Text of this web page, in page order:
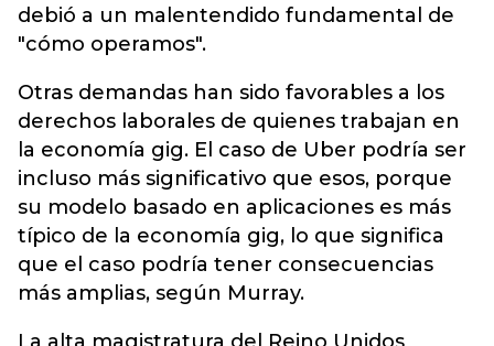
debió a un malentendido fundamental de
"cómo operamos".
Otras demandas han sido favorables a los
derechos laborales de quienes trabajan en
la economía gig. El caso de Uber podría ser
incluso más significativo que esos, porque
su modelo basado en aplicaciones es más
típico de la economía gig, lo que significa
que el caso podría tener consecuencias
más amplias, según Murray.